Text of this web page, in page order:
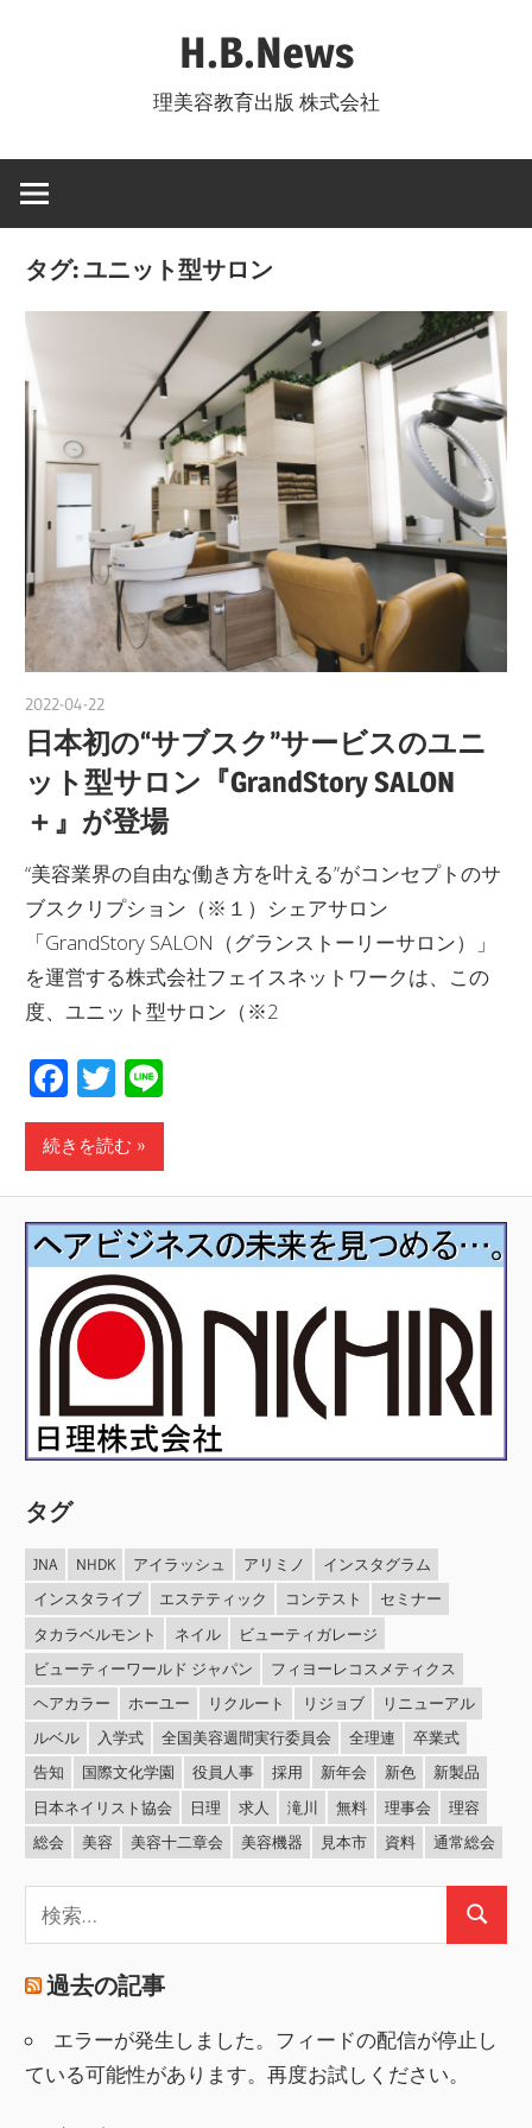
ツ
ス
H.B.News
理美容教育出版 株式会社
タグ:ユニット型サロン
2022-04-22
日本初の“サブスク”サービスのユニ
ット型サロン『GrandStory SALON
＋』が登場
“美容業界の自由な働き方を叶える”がコンセプトのサ
ブスクリプション（※１）シェアサロン
「GrandStory SALON（グランストーリーサロン）」
を運営する株式会社フェイスネットワークは、この
度、ユニット型サロン（※2
Facebook
Twitter
続きを読む
タグ
JNA NHDK アイラッシュ アリミノ
インスタグラム
インスタライブ
エステティック コンテスト
セミナー
タカラベルモント
ネイル
ビューティガレージ
ビューティーワールド ジャパン
フィヨーレコスメティクス
ヘアカラー
ホーユー リクルート リジョブ
リニューアル
ルベル
入学式 全国美容週間実行委員会 全理連
卒業式
告知
国際文化学園 役員人事 採用 新年会 新色
新製品
日本ネイリスト協会
日理 求人 滝川 無料 理事会
理容
総会
美容 美容十二章会 美容機器 見本市 資料 通常総会
検
過去の記事
エラーが発生しました。フィードの配信が停止し
ている可能性があります。再度お試しください。